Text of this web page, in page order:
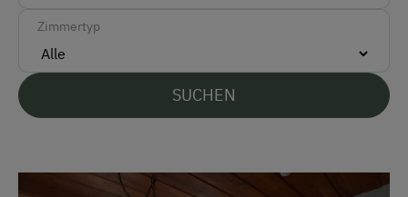
Barzahlung
Überweisung / SEPA
Vor Ort gesprochene Sprachen
Zimmertyp
SUCHEN